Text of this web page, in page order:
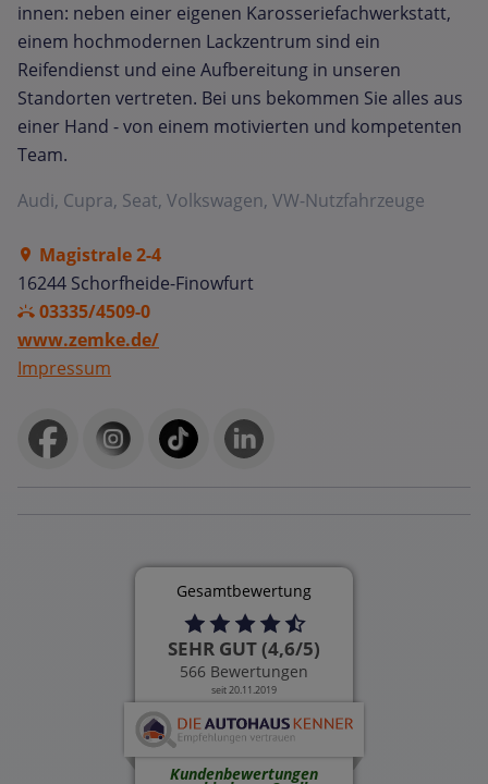
innen: neben einer eigenen Karosseriefachwerkstatt,
einem hochmodernen Lackzentrum sind ein
Reifendienst und eine Aufbereitung in unseren
Standorten vertreten. Bei uns bekommen Sie alles aus
einer Hand - von einem motivierten und kompetenten
Team.
Audi, Cupra, Seat, Volkswagen, VW-Nutzfahrzeuge
Magistrale 2-4
16244 Schorfheide-Finowfurt
03335/4509-0
www.zemke.de/
Impressum
Gesamtbewertung
SEHR GUT (4,6/5)
566 Bewertungen
seit 20.11.2019
Kundenbewertungen